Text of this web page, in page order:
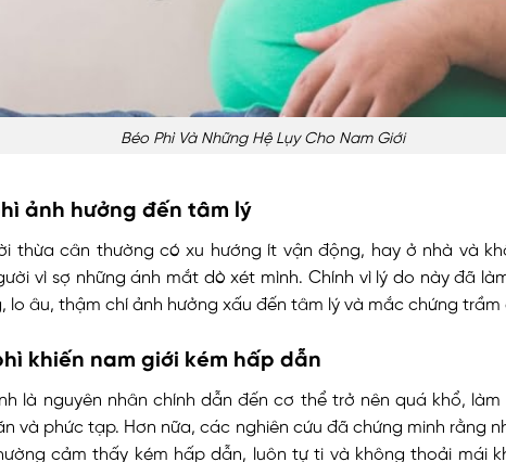
Béo Phì Và Những Hệ Lụy Cho Nam Giới
ảnh hưởng đến tâm lý
thừa cân thường có xu hướng ít vận động, hay ở nhà và
vì sợ những ánh mắt dò xét mình. Chính vì lý do này đã
lo âu, thậm chí ảnh hưởng xấu đến tâm lý và mắc chứng trầm
khiến nam giới kém hấp dẫn
là nguyên nhân chính dẫn đến cơ thể trở nên quá khổ,
và phức tạp. Hơn nữa, các nghiên cứu đã chứng minh rằng
cảm thấy kém hấp dẫn, luôn tự ti và không thoải mái